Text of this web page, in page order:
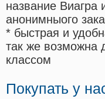
название Виагра
анонимныого
* быстрая и
так же возможна
классом
Покупать у